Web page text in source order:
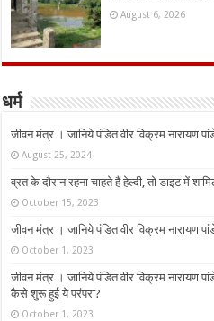
August 6, 2026
धर्म
जीवन मंत्र । जानिये पंडित वीर विक्रम नारायण
August 25, 2024
व्रत के दौरान रहना चाहते हैं हेल्दी, तो डाइट में
October 15, 2023
जीवन मंत्र । जानिये पंडित वीर विक्रम नारायण
October 1, 2023
जीवन मंत्र । जानिये पंडित वीर विक्रम नारायण
कैसे शुरू हुई ये परंपरा?
October 1, 2023